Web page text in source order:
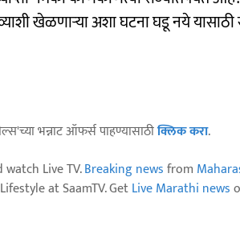
खेळणाऱ्या अशा घटना घडू नये
भन्नाट ऑफर्स पाहण्यासाठीक्लिक करा.
watch Live TV.Breaking newsfrom
at SaamTV. GetLive Marathi news